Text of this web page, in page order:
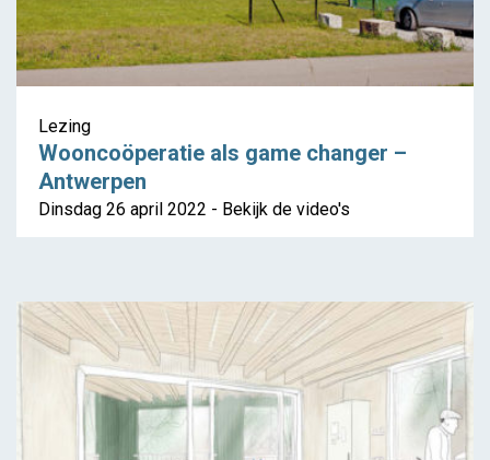
Lezing
Wooncoöperatie als game changer –
Antwerpen
Dinsdag 26 april 2022 - Bekijk de video's